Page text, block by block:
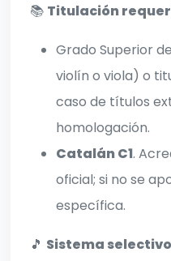
📚 Titulación
Grado Superior
violín o viola) o
caso de títulos
homologación.
Catalán C1.
oficial; si no se
específica.
🎵 Sistema selectivo